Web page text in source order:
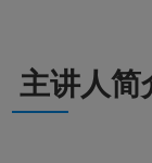
主讲人简